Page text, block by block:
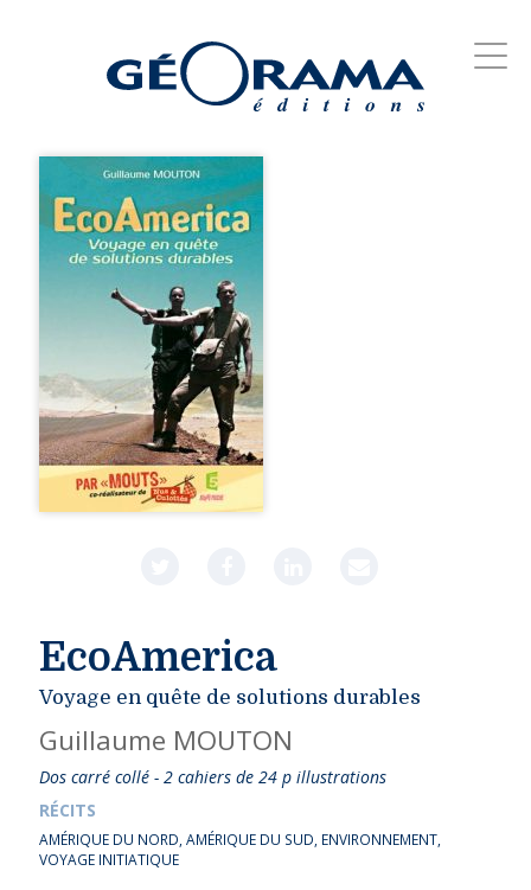
EcoAmerica
Voyage en quête de solutions durables
Guillaume MOUTON
Dos carré collé - 2 cahiers de 24 p illustrations
RÉCITS
AMÉRIQUE DU NORD, AMÉRIQUE DU SUD, ENVIRONNEMENT,
VOYAGE INITIATIQUE